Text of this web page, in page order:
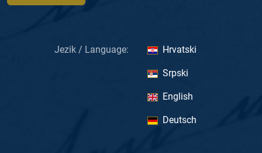
Jezik / Language: Hrvatski
Srpski
English
Deutsch